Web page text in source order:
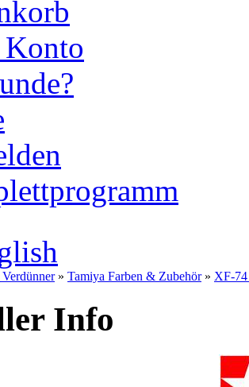
» Tamiya Farben & Zubehör» XF-
Info